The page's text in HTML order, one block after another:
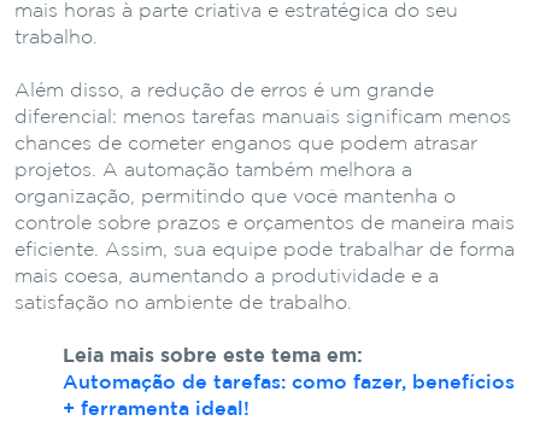
mais horas à parte criativa e estratégica do seu
trabalho.
Além disso, a redução de erros é um grande
diferencial: menos tarefas manuais significam menos
chances de cometer enganos que podem atrasar
projetos. A automação também melhora a
organização, permitindo que você mantenha o
controle sobre prazos e orçamentos de maneira mais
eficiente. Assim, sua equipe pode trabalhar de forma
mais coesa, aumentando a produtividade e a
satisfação no ambiente de trabalho.
Leia mais sobre este tema em:
Automação de tarefas: como fazer, benefícios
+ ferramenta ideal!